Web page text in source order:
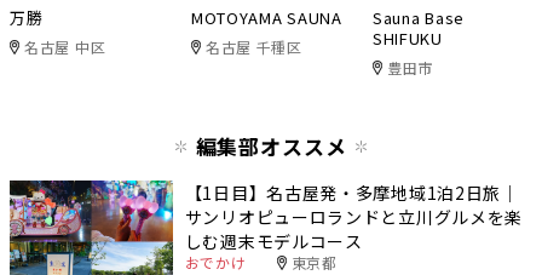
万勝
名古屋 中区
MOTOYAMA SAUNA
名古屋 千種区
Sauna Base
SHIFUKU
豊田市
編集部オススメ
【1日目】名古屋発・多摩地域1泊2日旅｜
サンリオピューロランドと立川グルメを楽
しむ週末モデルコース
おでかけ 東京都